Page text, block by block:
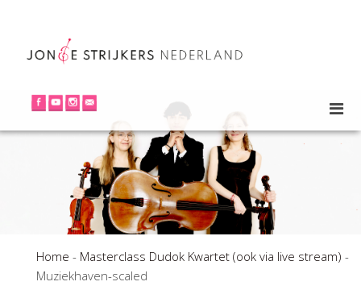
Home - Masterclass Dudok Kwartet (ook via live stream) -
Muziekhaven-scaled